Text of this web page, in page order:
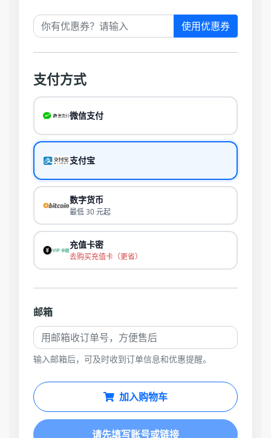
使用优惠券
支付方式
微信支付
支付宝
数字货币
最低 30 元起
充值卡密
去购买充值卡（更省）
邮箱
输入邮箱后，可及时收到订单信息和优惠提醒。
加入购物车
请先填写账号或链接